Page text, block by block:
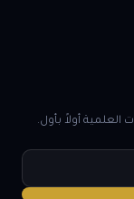
أولاً بأول.